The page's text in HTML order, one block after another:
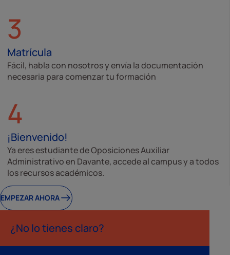
3
Matrícula
Fácil, habla con nosotros y envía la documentación
necesaria para comenzar tu formación
4
¡Bienvenido!
Ya eres estudiante de Oposiciones Auxiliar
Administrativo en Davante, accede al campus y a todos
los recursos académicos.
EMPEZAR AHORA
¿No lo tienes claro?